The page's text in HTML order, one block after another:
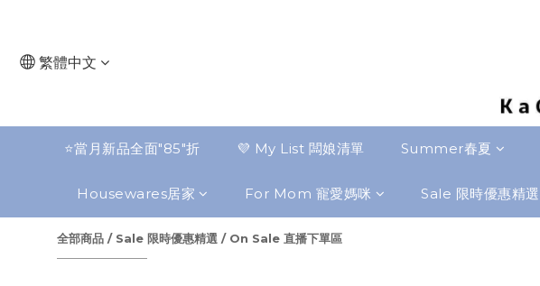
繁體中文
⭐️當月新品全面"85"折 💜 My List 闆娘清單 Summer春夏
Housewares居家 For Mom 寵愛媽咪 Sale 限時優惠精選
全部商品 / Sale 限時優惠精選 / On Sale 直播下單區